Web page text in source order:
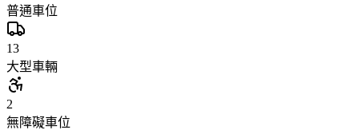
普通車位
13
大型車輛
2
無障礙車位